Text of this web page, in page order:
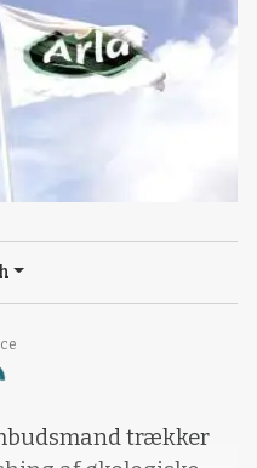
trækker